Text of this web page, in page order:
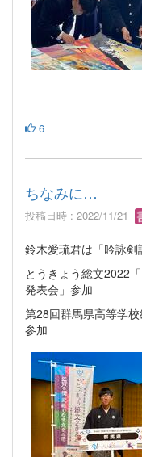
6
ちなみに…
投稿日時 : 2022/11/21
鈴木愛琉君は「吟詠剣
とうきょう総文2022
発表会」参加
第28回群馬県高等学
参加